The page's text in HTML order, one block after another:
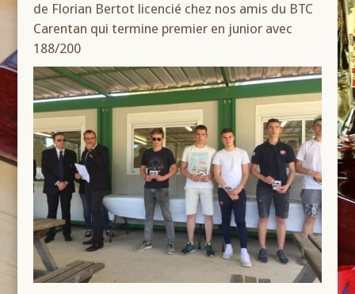
de Florian Bertot licencié chez nos amis du BTC
Carentan qui termine premier en junior avec
188/200